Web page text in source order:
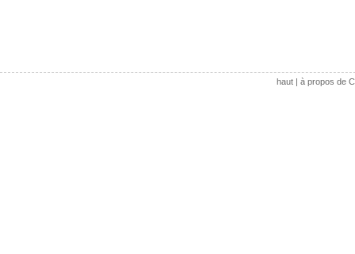
haut| à propos de